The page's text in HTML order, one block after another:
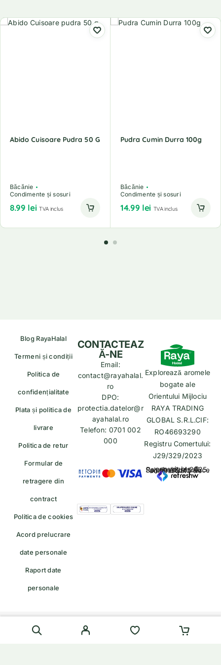
Abido Cuisoare Pudra 50 G
Băcănie
Condimente și sosuri
8.99 lei TVA inclus
Pudra Cumin Durra 100g
Băcănie
Condimente și sosuri
14.99 lei TVA inclus
Blog RayaHalal
Termeni și condiții
Politica de
confidențialitate
Plata și politica de
livrare
Politica de retur
Formular de
retragere din
contract
Politica de cookies
Acord prelucrare
date personale
Raport date
personale
Explorează aromele
bogate ale
Orientului Mijlociu
RAYA TRADING
GLOBAL S.R.L.CIF:
RO46693290
Registru Comertului:
J29/329/2023
copyrights © Rayahalal.ro 2025. Soluție eCommerce administrată de
CONTACTEAZ
Ă-NE
Email:
contact@rayahalal.
ro
DPO:
protectia.datelor@r
ayahalal.ro
Telefon: 0701 002
000